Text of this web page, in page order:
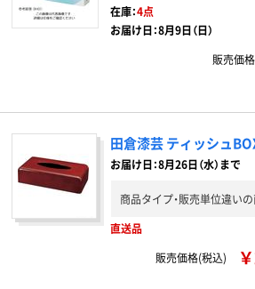
在庫：4点
お届け日：8月9日（日）
販売価
田倉漆芸 ティッシュ
お届け日：8月26日（水）まで
商品タイプ・販売単位違い
直送品
販売価格(税込)